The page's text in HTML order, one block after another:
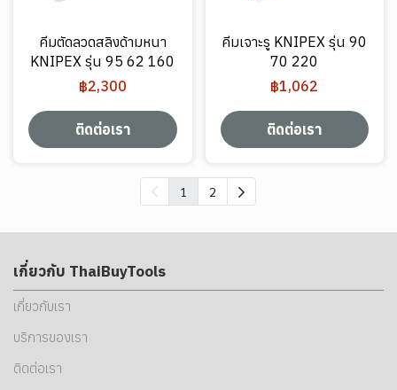
คีมตัดลวดสลิงด้ามหนา
KNIPEX รุ่น 95 62 160
฿2,300
ติดต่อเรา
คีมเจาะรู KNIPEX รุ่น 90
70 220
฿1,062
ติดต่อเรา
1 2
เกี่ยวกับ ThaiBuyTools
เกี่ยวกับเรา
บริการของเรา
ติดต่อเรา